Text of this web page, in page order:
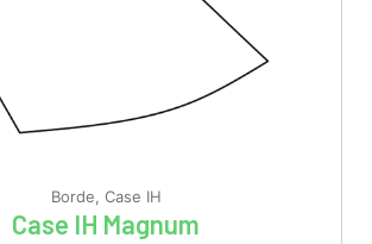
Borde, Case IH
Case IH Magnum